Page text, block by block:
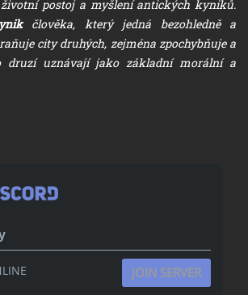
životní postoj a myšlení antických kyniků.
člověka, který jedná bezohledně a
city druhých, zejména zpochybňuje a
druzí uznávají jako základní morální a
JOIN SERVER